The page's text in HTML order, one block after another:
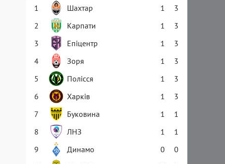
1
Шахтар 1
3
2
Карпати 1
3
3
Епіцентр 1
3
4
Зоря 1
3
5
Полісся 1
3
6
Харків 1
3
7
Буковина 1
1
8
ЛНЗ 1
1
9
Динамо 0
0